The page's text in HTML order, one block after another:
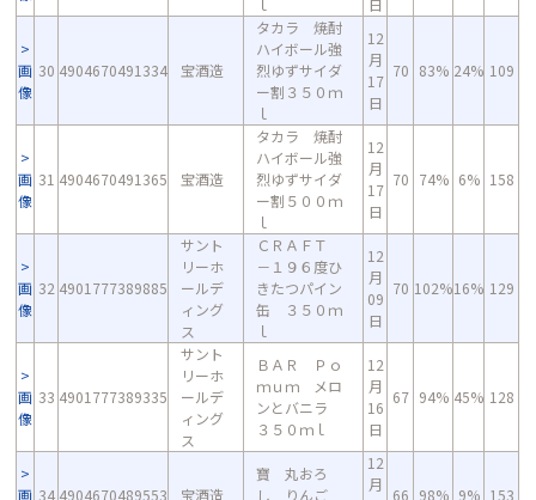
ｌ
日
画
像
30 4904670491334 宝酒造
タカラ 焼酎
ハイボール強
烈ゆずサイダ
ー割３５０ｍ
ｌ
12
月
17
日
70 83% 24% 109
画
像
31 4904670491365 宝酒造
タカラ 焼酎
ハイボール強
烈ゆずサイダ
ー割５００ｍ
ｌ
12
月
17
日
70 74% 6% 158
画
像
32 4901777389885
サント
リーホ
ールデ
ィング
ス
ＣＲＡＦＴ
－１９６度ひ
きたつパイン
缶 ３５０ｍ
ｌ
12
月
09
日
70 102%16% 129
画
像
33 4901777389335
サント
リーホ
ールデ
ィング
ス
ＢＡＲ Ｐｏ
ｍｕｍ メロ
ンとバニラ
３５０ｍｌ
12
月
16
日
67 94% 45% 128
画 34 4904670489553 宝酒造
寶 丸おろ
し りんご
12
月
66 98% 9% 153